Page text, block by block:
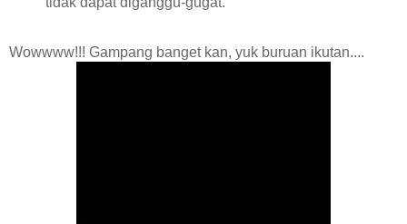
Wowwww!!! Gampang banget kan, yuk buruan ikutan....